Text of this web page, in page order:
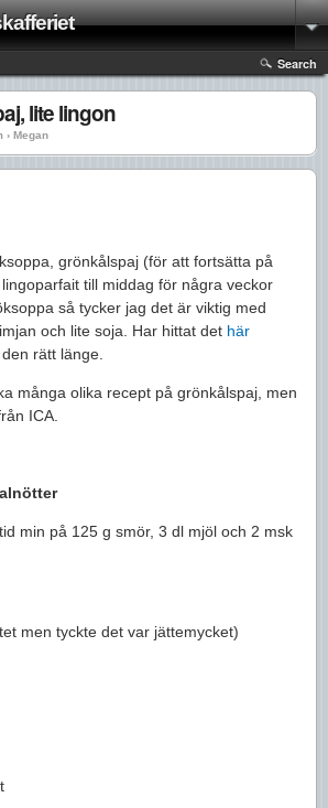
Search
lite lingon
› Megan
grönkålspaj (för att fortsätta på
till middag för några veckor
så tycker jag det är viktig med
och lite soja. Har hittat det här
rätt länge.
många olika recept på grönkålspaj, men
ICA.
min på 125 g smör, 3 dl mjöl och 2 msk
men tyckte det var jättemycket)